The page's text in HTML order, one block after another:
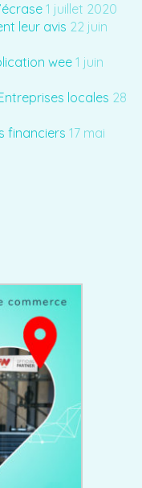
1 juillet 2020
leur avis 22 juin
wee 1 juin
locales 28
financiers 17 mai